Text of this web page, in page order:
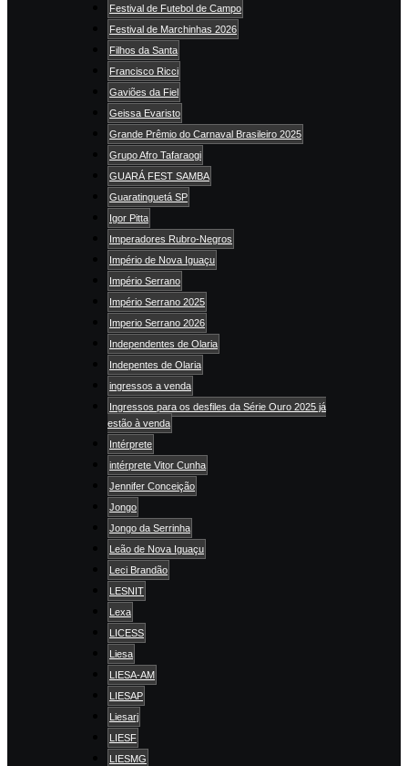
Festival de Futebol de Campo
Festival de Marchinhas 2026
Filhos da Santa
Francisco Ricci
Gaviões da Fiel
Geissa Evaristo
Grande Prêmio do Carnaval Brasileiro 2025
Grupo Afro Tafaraogi
GUARÁ FEST SAMBA
Guaratinguetá SP
Igor Pitta
Imperadores Rubro-Negros
Império de Nova Iguaçu
Império Serrano
Império Serrano 2025
Imperio Serrano 2026
Independentes de Olaria
Indepentes de Olaria
ingressos a venda
Ingressos para os desfiles da Série Ouro 2025 já
estão à venda
Intérprete
intérprete Vitor Cunha
Jennifer Conceição
Jongo
Jongo da Serrinha
Leão de Nova Iguaçu
Leci Brandão
LESNIT
Lexa
LICESS
Liesa
LIESA-AM
LIESAP
Liesarj
LIESF
LIESMG